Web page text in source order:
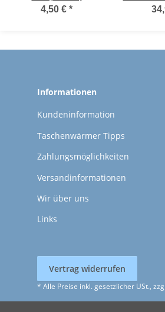
Handwärmer
4,50 € *
Informationen
Kundeninformation
Taschenwärmer Tipps
Zahlungsmöglichkeiten
Versandinformationen
Wir über uns
Links
Vertrag widerrufen
* Alle Preise inkl. gesetzlicher USt.,